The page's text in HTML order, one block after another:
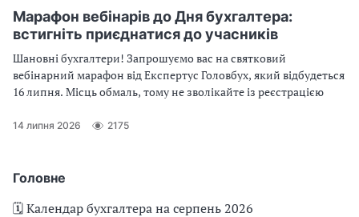
Головне
🗓️ Календар бухгалтера на серпень 2026
Марафон вебінарів до Дня бухгалтера:
встигніть приєднатися до учасників
Шановні бухгалтери! Запрошуємо вас на святковий
вебінарний марафон від Експертус Головбух, який відбудеться
16 липня. Місць обмаль, тому не зволікайте із реєстрацією
14 липня 2026 2175